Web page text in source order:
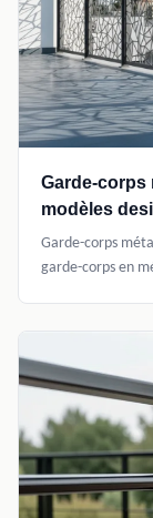
Garde-corps
modèles
Garde-corps
garde-corps en